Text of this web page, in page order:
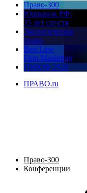
Право-300
Юррынок РФ:
35 лет спустя
Экологическое
право
Best Law
Firm Marketing
ПМЮФ 2026
ПРАВО.ru
Право-300
Конференции